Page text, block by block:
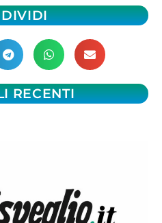
RECENTI